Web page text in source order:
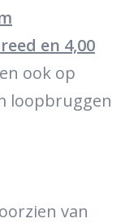
en 4,00
ook op
loopbruggen
van